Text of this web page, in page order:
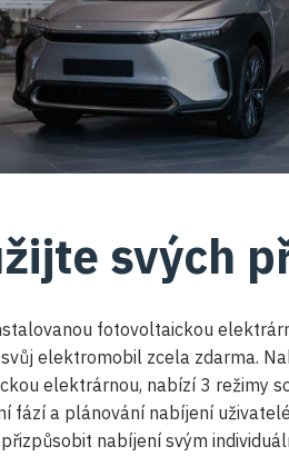
svých
fotovoltaickou
elektromobil zcela zdarma.
elektrárnou, nabízí 3 režimy
fází a plánování nabíjení
nabíjení svým